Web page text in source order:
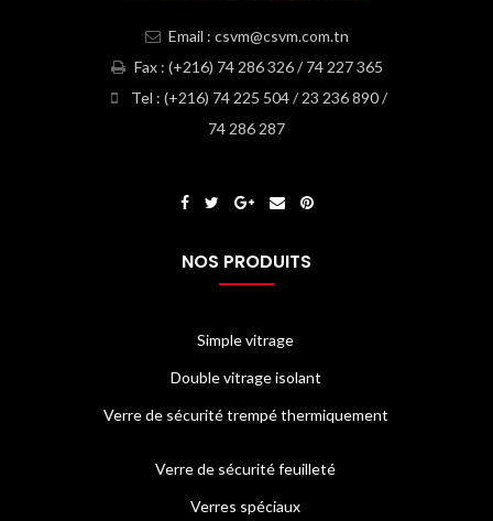
Email : csvm@csvm.com.tn
Fax : (+216) 74 286 326 / 74 227 365
Tel : (+216) 74 225 504 / 23 236 890 /
74 286 287
NOS PRODUITS
Simple vitrage
Double vitrage isolant
Verre de sécurité trempé thermiquement
Verre de sécurité feuilleté
Verres spéciaux